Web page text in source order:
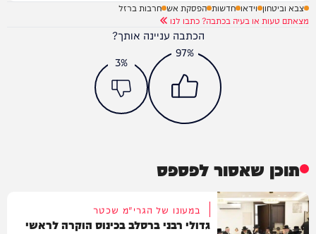
צבא וביטחון וידאו חדשות הפסקת אש חרבות ברזל
מצאתם טעות או בעיה בכתבה? כתבו לנו
הכתבה עניינה אותך?
97%
3%
תוכן שאסור לפספס
במעונו של הגרי"מ שכטר
גדולי רבני ברסלב בכינוס הוקרה לראשי